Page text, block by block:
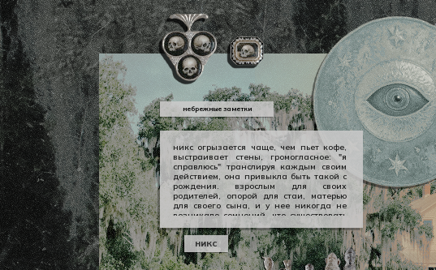
никс огрызается чаще, чем пьет кофе,
выстраивает стены, громогласное: "я
справлюсь" транслируя каждым своим
действием, она привыкла быть такой с
рождения. взрослым для своих
родителей, опорой для стаи, матерью
для своего сына, и у нее никогда не
возникало сомнений, что существовать
можно в принципе своем как-то иначе.
у никс опора — она сама, даже если
уже давно изломанная, совершенно
ненадежная, но помощи она просит
тогда, когда не остается уже выбора.
никс
небрежные заметки